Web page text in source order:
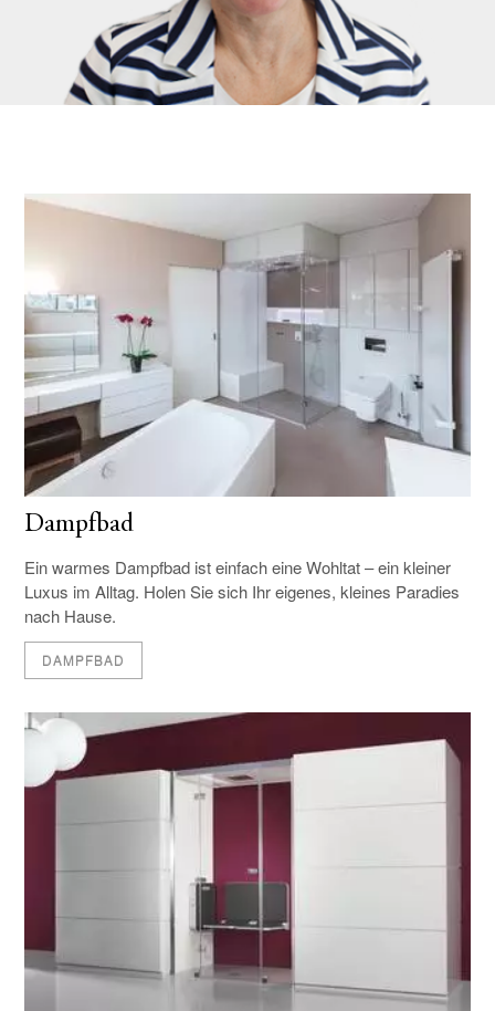
Dampfbad
Ein warmes Dampfbad ist einfach eine Wohltat – ein kleiner
Luxus im Alltag. Holen Sie sich Ihr eigenes, kleines Paradies
nach Hause.
DAMPFBAD